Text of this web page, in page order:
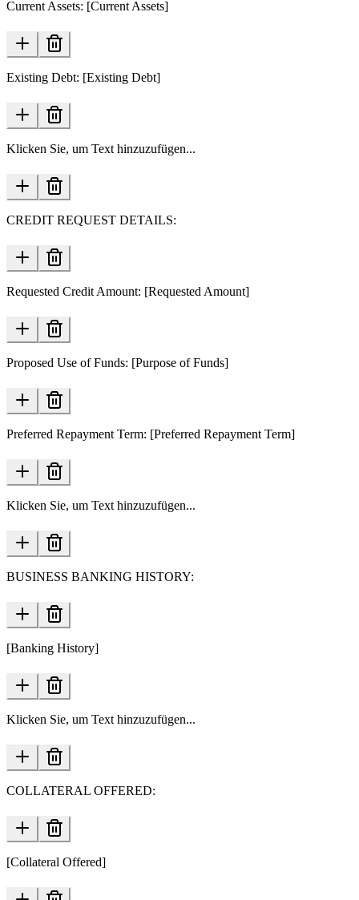
Current Assets: [Current Assets]
Existing Debt: [Existing Debt]
Klicken Sie, um Text hinzuzufügen...
CREDIT REQUEST DETAILS:
Requested Credit Amount: [Requested Amount]
Proposed Use of Funds: [Purpose of Funds]
Preferred Repayment Term: [Preferred Repayment Term]
Klicken Sie, um Text hinzuzufügen...
BUSINESS BANKING HISTORY:
[Banking History]
Klicken Sie, um Text hinzuzufügen...
COLLATERAL OFFERED:
[Collateral Offered]